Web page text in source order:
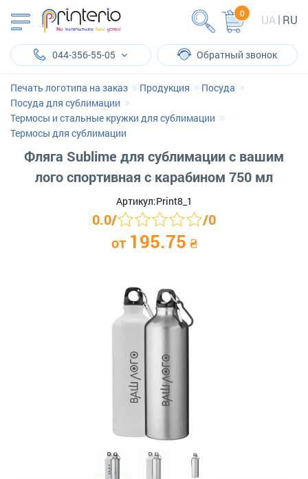
UA RU
0
044-356-55-05 Обратный звонок
Печать логотипа на заказ Продукция
Посуда
Посуда для сублимации
Термосы и стальные кружки для сублимации
Термосы для сублимации
Фляга Sublime для сублимации с вашим
лого спортивная с карабином 750 мл
Артикул:Print8_1
0.0/ /0
от 195.75 ₴